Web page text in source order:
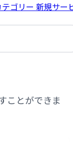
ゴリー 新規サー
ことができま